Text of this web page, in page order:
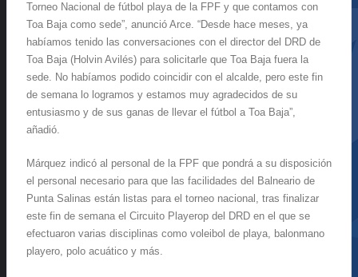
Torneo Nacional de fútbol playa de la FPF y que contamos con
Toa Baja como sede”, anunció Arce. “Desde hace meses, ya
habíamos tenido las conversaciones con el director del DRD de
Toa Baja (Holvin Avilés) para solicitarle que Toa Baja fuera la
sede. No habíamos podido coincidir con el alcalde, pero este fin
de semana lo logramos y estamos muy agradecidos de su
entusiasmo y de sus ganas de llevar el fútbol a Toa Baja”,
añadió.
Márquez indicó al personal de la FPF que pondrá a su disposición
el personal necesario para que las facilidades del Balneario de
Punta Salinas están listas para el torneo nacional, tras finalizar
este fin de semana el Circuito Playerop del DRD en el que se
efectuaron varias disciplinas como voleibol de playa, balonmano
playero, polo acuático y más.